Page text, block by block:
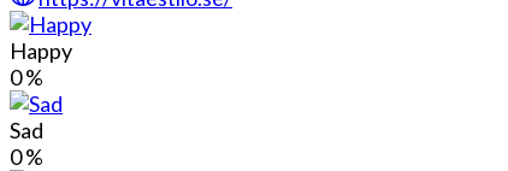
Happy
0%
Sad
0%